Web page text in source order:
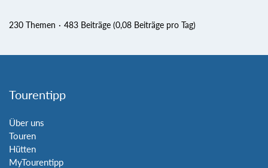
230 Themen 483 Beiträge (0,08 Beiträge pro Tag)
Tourentipp
Über uns
Touren
Hütten
MyTourentipp